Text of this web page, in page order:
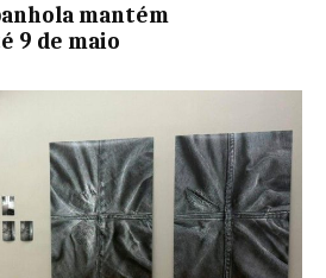
mantém
9 de maio